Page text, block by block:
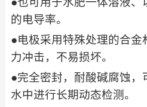
的电导率。
●电极采用特殊处理的合金
力冲击，不易损坏。
●完全密封，耐酸碱腐蚀，
水中进行长期动态检测。